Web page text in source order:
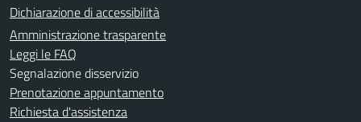
Dichiarazione di accessibilità
Amministrazione trasparente
Leggi le FAQ
Segnalazione disservizio
Prenotazione appuntamento
Richiesta d'assistenza